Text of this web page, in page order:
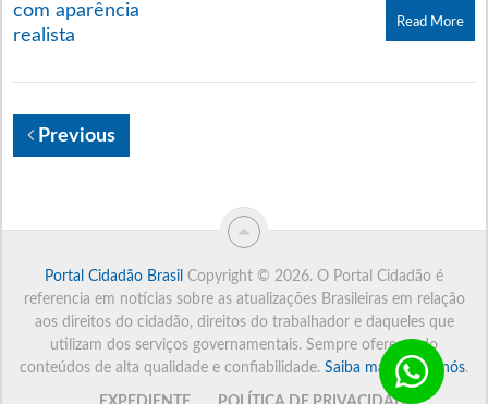
Read More
Previous
Portal Cidadão Brasil Copyright © 2026. O Portal Cidadão é
referencia em notícias sobre as atualizações Brasileiras em relação
aos direitos do cidadão, direitos do trabalhador e daqueles que
utilizam dos serviços governamentais. Sempre oferecendo
conteúdos de alta qualidade e confiabilidade. Saiba mais sobre nós.